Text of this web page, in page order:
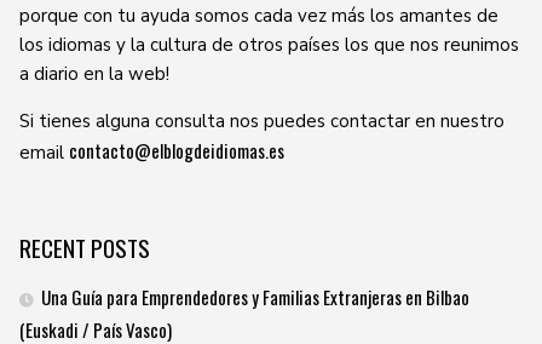
porque con tu ayuda somos cada vez más los amantes de
los idiomas y la cultura de otros países los que nos reunimos
a diario en la web!
Si tienes alguna consulta nos puedes contactar en nuestro
email contacto@elblogdeidiomas.es
RECENT POSTS
Una Guía para Emprendedores y Familias Extranjeras en Bilbao
(Euskadi / País Vasco)